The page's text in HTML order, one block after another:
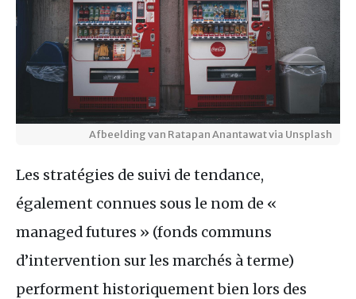
Afbeelding van Ratapan Anantawat via Unsplash
Les stratégies de suivi de tendance,
également connues sous le nom de «
managed futures » (fonds communs
d’intervention sur les marchés à terme)
performent historiquement bien lors des